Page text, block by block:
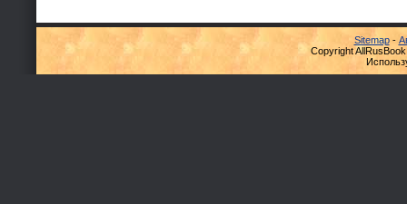
Sitemap-
Copyright